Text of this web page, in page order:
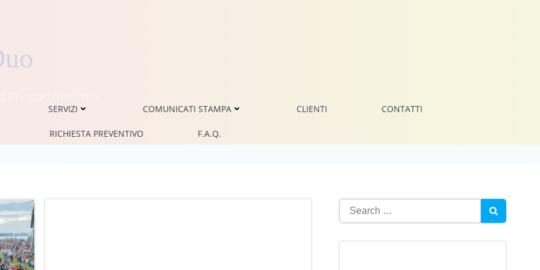
SERVIZI COMUNICATI STAMPA CLIENTI CONTATTI
RICHIESTA PREVENTIVO F.A.Q.
Search
for: